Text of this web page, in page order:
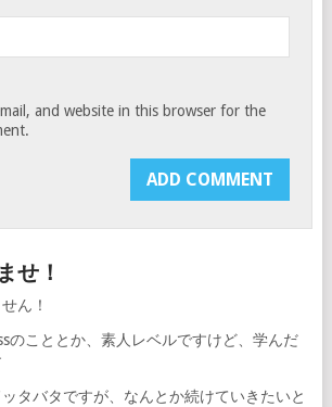
and website in this browser for the
せ！
ん！
のこととか、素人レベルですけど、学んだ
タバタですが、なんとか続けていきたいと